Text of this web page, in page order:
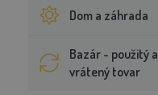
Dom a záhrada
Bazár - použitý a
vrátený tovar